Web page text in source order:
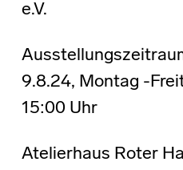
e.V.
9.8.24, Montag -
15:00 Uhr
Atelierhaus Roter